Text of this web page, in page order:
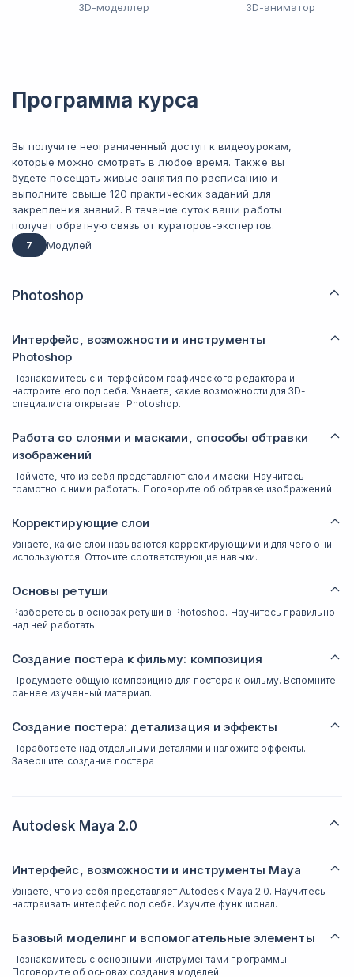
3D-моделлер 3D-аниматор
Программа курса
Вы получите неограниченный доступ к видеоурокам,
которые можно смотреть в любое время. Также вы
будете посещать живые занятия по расписанию и
выполните свыше 120 практических заданий для
закрепления знаний. В течение суток ваши работы
получат обратную связь от кураторов-экспертов.
7
Модулей
Photoshop
Интерфейс, возможности и инструменты
Photoshop
Познакомитесь с интерфейсом графического редактора и
настроите его под себя. Узнаете, какие возможности для 3D-
специалиста открывает Photoshop.
Работа со слоями и масками, способы обтравки
изображений
Поймёте, что из себя представляют слои и маски. Научитесь
грамотно с ними работать. Поговорите об обтравке изображений.
Корректирующие слои
Узнаете, какие слои называются корректирующими и для чего они
используются. Отточите соответствующие навыки.
Основы ретуши
Разберётесь в основах ретуши в Photoshop. Научитесь правильно
над ней работать.
Создание постера к фильму: композиция
Продумаете общую композицию для постера к фильму. Вспомните
раннее изученный материал.
Создание постера: детализация и эффекты
Поработаете над отдельными деталями и наложите эффекты.
Завершите создание постера.
Autodesk Maya 2.0
Интерфейс, возможности и инструменты Maya
Узнаете, что из себя представляет Autodesk Maya 2.0. Научитесь
настраивать интерфейс под себя. Изучите функционал.
Базовый моделинг и вспомогательные элементы
Познакомитесь с основными инструментами программы.
Поговорите об основах создания моделей.